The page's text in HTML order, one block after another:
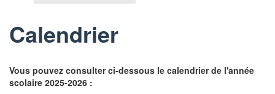
Calendrier
Vous pouvez consulter ci-dessous le calendrier de l'année
scolaire 2025-2026 :